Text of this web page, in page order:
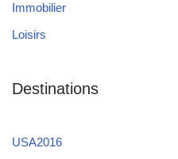
Immobilier
Loisirs
Destinations
USA2016